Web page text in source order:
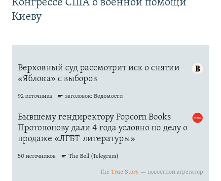
Конгрессе США о военной помощи
Киеву